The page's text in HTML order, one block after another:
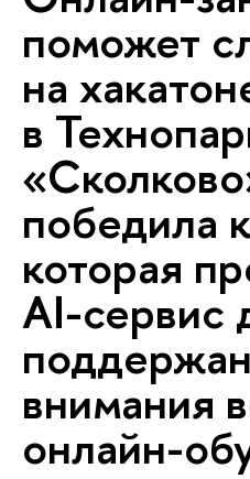
поможет
на
в
победила
которая
AI-сервис
внимания
онлайн-